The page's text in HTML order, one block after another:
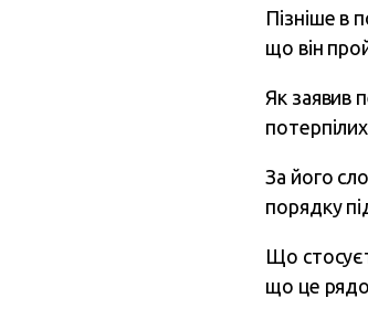
Пізніше в
що він
Як заявив
За його
порядку
Що
що це